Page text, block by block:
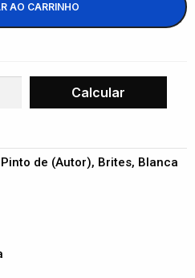
AO CARRINHO
de (Autor), Brites, Blanca